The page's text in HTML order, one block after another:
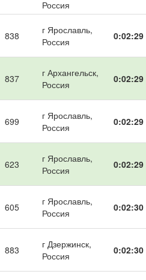
Россия
838
г Ярославль,
Россия
0:02:29
837
г Архангельск,
Россия
0:02:29
699
г Ярославль,
Россия
0:02:29
623
г Ярославль,
Россия
0:02:29
605
г Ярославль,
Россия
0:02:30
883
г Дзержинск,
Россия
0:02:30